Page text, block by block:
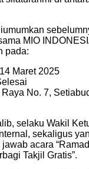
MIO
pada:
Maret 2025
No. 7,
selaku Wakil
sekaligus
acara
Takjil Gratis”.